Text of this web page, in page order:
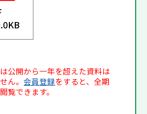
公開から一年を超えた資料は
ん。会員登録をすると、全期
覧できます。